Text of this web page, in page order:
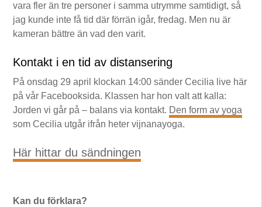
vara fler än tre personer i samma utrymme samtidigt, så
jag kunde inte få tid där förrän igår, fredag. Men nu är
kameran bättre än vad den varit.
Kontakt i en tid av distansering
På onsdag 29 april klockan 14:00 sänder Cecilia live här
på vår Facebooksida. Klassen har hon valt att kalla:
Jorden vi går på – balans via kontakt. Den form av yoga
som Cecilia utgår ifrån heter vijnanayoga.
Här hittar du sändningen
Kan du förklara?